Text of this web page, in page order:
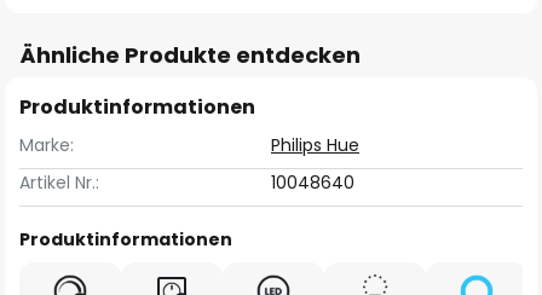
Ähnliche Produkte entdecken
Produktinformationen
Marke:
Philips Hue
Artikel Nr.:
10048640
Produktinformationen